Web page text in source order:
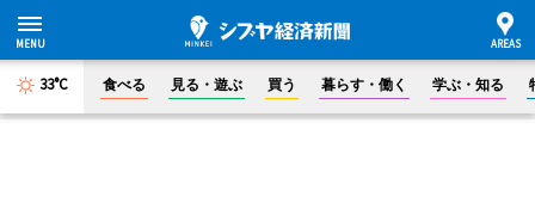
33°C 食べる 見る・遊ぶ 買う 暮らす・働く 学ぶ・知る